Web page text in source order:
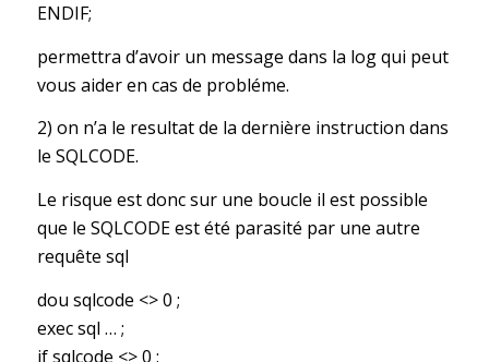
ENDIF;
permettra d’avoir un message dans la log qui peut
vous aider en cas de probléme.
2) on n’a le resultat de la dernière instruction dans
le SQLCODE.
Le risque est donc sur une boucle il est possible
que le SQLCODE est été parasité par une autre
requête sql
dou sqlcode <> 0 ;
exec sql … ;
if sqlcode <> 0 ;